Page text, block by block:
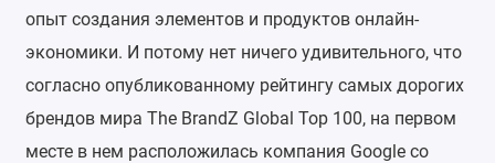
опыт создания элементов и продуктов онлайн-
экономики. И потому нет ничего удивительного, что
согласно опубликованному рейтингу самых дорогих
брендов мира The BrandZ Global Top 100, на первом
месте в нем расположилась компания Google со